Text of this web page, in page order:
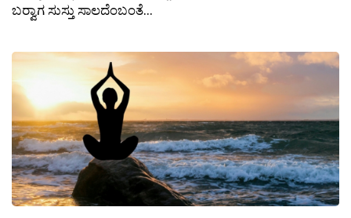
ಬರ‍್ವಾಗ ಸುಸ್ತು ಸಾಲದೆಂಬಂತೆ...